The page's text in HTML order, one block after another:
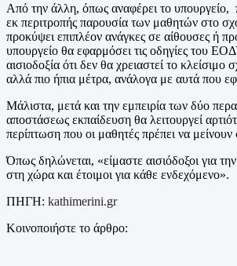
Από την άλλη, όπως αναφέρει το υπουργείο,
εκ περιτροπής παρουσία των μαθητών στο
προκύψει επιπλέον ανάγκες σε αίθουσες ή
υπουργείο θα εφαρμόσει τις οδηγίες του
αισιοδοξία ότι δεν θα χρειαστεί το
αλλά πιο ήπια μέτρα, ανάλογα με αυτά που
Μάλιστα, μετά και την εμπειρία των δύο
αποστάσεως εκπαίδευση θα λειτουργεί
περίπτωση που οι μαθητές πρέπει να μείνουν
Όπως δηλώνεται, «είμαστε αισιόδοξοι για
στη χώρα και έτοιμοι για κάθε ενδεχόμενο».
ΠΗΓΗ: kathimerini.gr
Κοινοποιήστε το άρθρο: